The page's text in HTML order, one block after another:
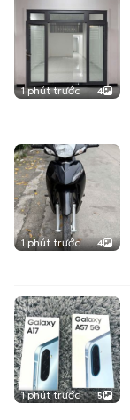
1 phút trước 4
1 phút trước 4
1 phút trước 5